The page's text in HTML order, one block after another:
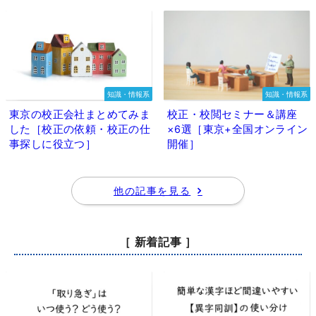
知識・情報系
東京の校正会社まとめてみま
した［校正の依頼・校正の仕
事探しに役立つ］
知識・情報系
校正・校閲セミナー＆講座
×6選［東京+全国オンライン
開催］
他の記事を見る
［ 新着記事 ］